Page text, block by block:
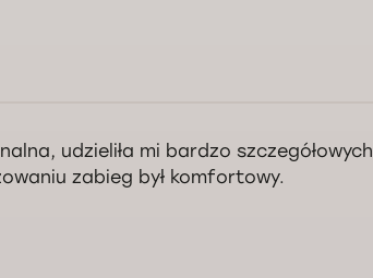
udzieliła mi bardzo szczegółowych
zabieg był komfortowy.